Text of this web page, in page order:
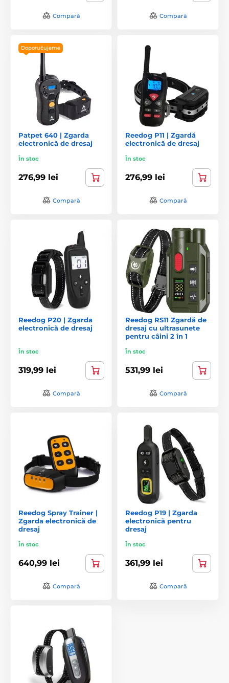
Compară Compară
Doporučujeme
Patpet 640 | Zgarda
electronică de dresaj
În stoc
276,99 lei
Compară
Reedog P11 | Zgardă
electronică de dresaj
În stoc
276,99 lei
Compară
Reedog P20 | Zgarda
electronică de dresaj
În stoc
319,99 lei
Compară
Reedog RS11 Zgardă de
dresaj cu ultrasunete
pentru câini 2 în 1
În stoc
531,99 lei
Compară
Reedog Spray Trainer |
Zgarda electronică de
dresaj
În stoc
640,99 lei
Compară
Reedog P19 | Zgarda
electronică pentru
dresaj
În stoc
361,99 lei
Compară